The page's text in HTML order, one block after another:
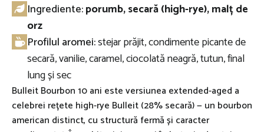
Ingrediente:porumb, secară (high-rye), malț de
orz
Profilul aromei:stejar prăjit, condimente picante de
secară, vanilie, caramel, ciocolată neagră, tutun, final
lung și sec
Bulleit Bourbon 10 ani este versiunea extended-aged a
celebrei rețete high-rye Bulleit (28% secară) — un bourbon
american distinct, cu structură fermă și caracter